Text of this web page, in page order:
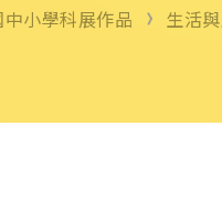
中小學科展作品 生活